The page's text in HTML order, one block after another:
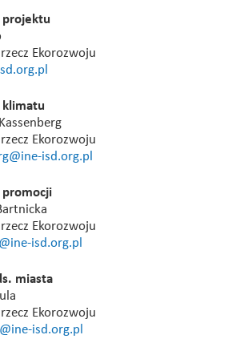
projektu
Ekorozwoju
klimatu
Ekorozwoju
isd.org.pl
promocji
Ekorozwoju
@ine-isd.org.pl
miasta
Ekorozwoju
isd.org.pl